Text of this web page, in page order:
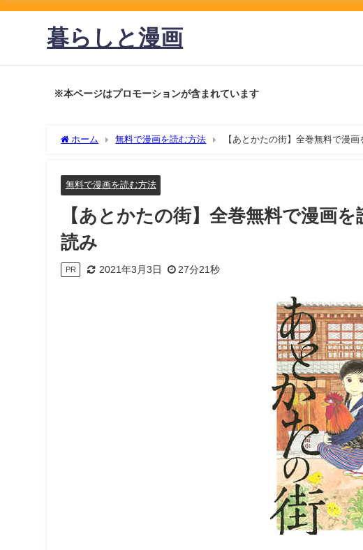
暮らしと漫画
※本ページはプロモーションが含まれています
ホーム 無料で漫画を読む方法 【あとかたの街】全巻無料で漫
無料で漫画を読む方法
【あとかたの街】全巻無料で漫画
読み
PR 2021年3月3日 27分21秒